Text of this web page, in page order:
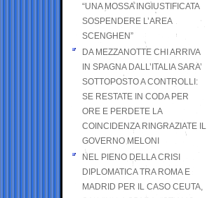
“UNA MOSSA INGIUSTIFICATA
SOSPENDERE L’AREA
SCENGHEN”
DA MEZZANOTTE CHI ARRIVA
IN SPAGNA DALL’ITALIA SARA’
SOTTOPOSTO A CONTROLLI:
SE RESTATE IN CODA PER
ORE E PERDETE LA
COINCIDENZA RINGRAZIATE IL
GOVERNO MELONI
NEL PIENO DELLA CRISI
DIPLOMATICA TRA ROMA E
MADRID PER IL CASO CEUTA,